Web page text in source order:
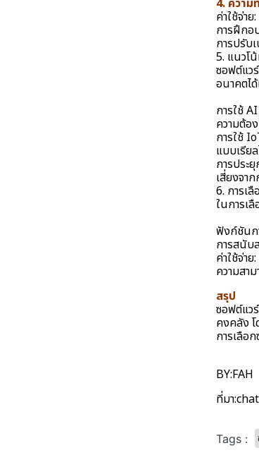
4. ความ
ค่าใช้จ่า
การฝึกอ
การปรับ
5. แนวโ
ซอฟต์แว
อนาคตไ
การใช้
ความต้อ
การใช้
แบบเรีย
การประ
เสี่ยงจา
6. การเ
ในการเ
ฟังก์ชันก
การสนับ
ค่าใช้จ่า
ความสา
สรุป
ซอฟต์แว
คงคลัง
การเลือ
BY:FAH
ที่มา:
Tags :